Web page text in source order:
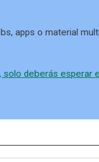
apps o material
solo deberás esperar